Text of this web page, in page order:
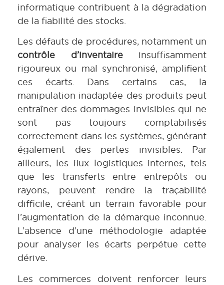
informatique contribuent à la dégradation
de la fiabilité des stocks.
Les défauts de procédures, notamment un
contrôle d’inventaireinsuffisamment
rigoureux ou mal synchronisé, amplifient
ces écarts. Dans certains cas, la
manipulation inadaptée des produits peut
entraîner des dommages invisibles qui ne
sont pas toujours comptabilisés
correctement dans les systèmes, générant
également des pertes invisibles. Par
ailleurs, les flux logistiques internes, tels
que les transferts entre entrepôts ou
rayons, peuvent rendre la traçabilité
difficile, créant un terrain favorable pour
l’augmentation de la démarque inconnue.
L’absence d’une méthodologie adaptée
pour analyser les écarts perpétue cette
dérive.
Les commerces doivent renforcer leurs